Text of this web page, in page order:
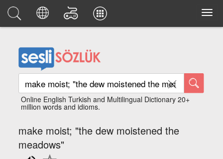
Online English Turkish and Multilingual Dictionary 20+
million words and idioms.
make moist; "the dew moistened the
meadows"